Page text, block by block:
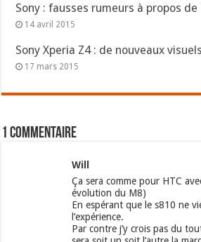
Sony : fausses rumeurs à propos de
14 avril 2015
Sony Xperia Z4 : de nouveaux visuels
17 mars 2015
1 commentaire
Will
Ça sera comme pour HTC
évolution du M8)
En espérant que le s810 ne
l’expérience.
Par contre j’y crois pas du